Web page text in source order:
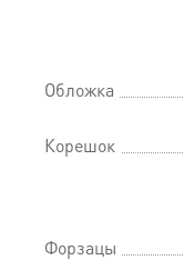
Обложка
Корешок
Форзацы